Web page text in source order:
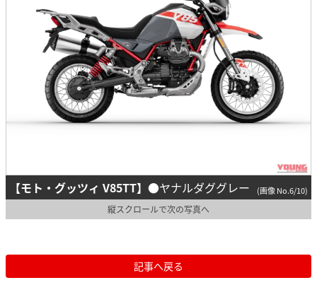
【モト・グッツィ V85TT】 ●ヤナルダググレー (画像 No.6/10)
縦スクロールで次の写真へ
記事へ戻る